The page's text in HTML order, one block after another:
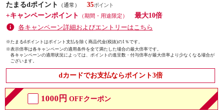
たまるdポイント
（通常）
35
+キャンペーンポイント
（期間・用途限定）
最大10倍
各キャンペーン詳細およびエントリーはこちら
※たまるdポイントはポイント支払を除く商品代金(税抜)の1％です。
※表示倍率は各キャンペーンの適用条件を全て満たした場合の最大倍率です。
各キャンペーンの適用状況によっては、ポイントの進呈数・付与倍率が最大倍率より少なくなる場合が
ございます。
dカードでお支払ならポイント3倍
1000円 OFFクーポン